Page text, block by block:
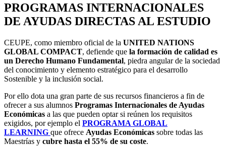
PROGRAMAS INTERNACIONALES
DE AYUDAS DIRECTAS AL ESTUDIO
CEUPE, como miembro oficial de la UNITED NATIONS
GLOBAL COMPACT, defiende que la formación de calidad es
un Derecho Humano Fundamental, piedra angular de la sociedad
del conocimiento y elemento estratégico para el desarrollo
Sostenible y la inclusión social.
Por ello dota una gran parte de sus recursos financieros a fin de
ofrecer a sus alumnos Programas Internacionales de Ayudas
Económicas a las que pueden optar si reúnen los requisitos
exigidos, por ejemplo el PROGRAMA GLOBAL
LEARNING que ofrece Ayudas Económicas sobre todas las
Maestrías y cubre hasta el 55% de su coste.